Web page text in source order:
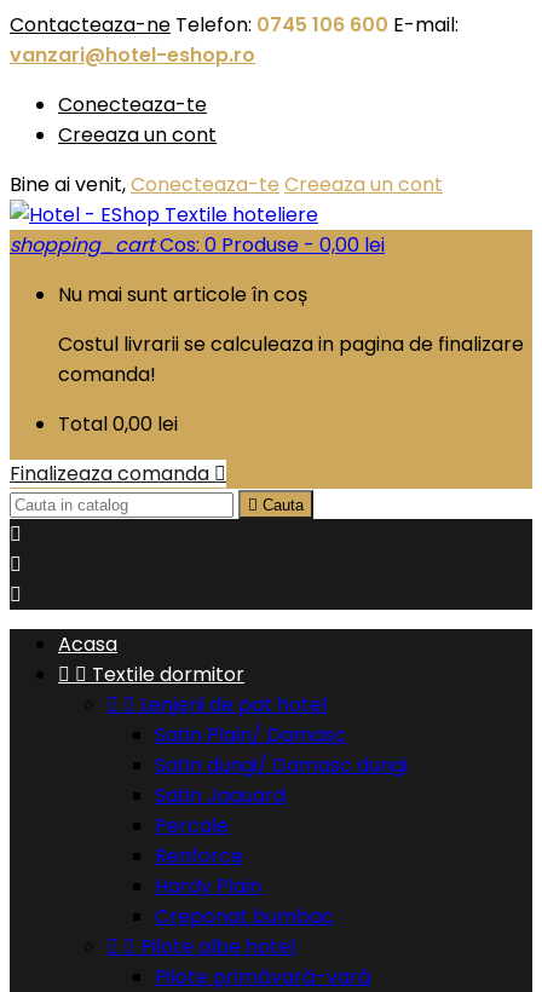
Contacteaza-ne Telefon: 0745 106 600 E-mail:
vanzari@hotel-eshop.ro
Conecteaza-te
Creeaza un cont
Bine ai venit,Conecteaza-te Creeaza un cont
shopping_cartCos: 0 Produse - 0,00 lei
Nu mai sunt articole în coș
Costul livrarii se calculeaza in pagina de finalizare
comanda!
Total0,00 lei
Finalizeaza comanda 
 Cauta



Acasa
  Textile dormitor
  Lenjerii de pat hotel
Satin Plain/ Damasc
Satin dungi/ Damasc dungi
Satin Jaquard
Percale
Renforce
Hardy Plain
Creponat bumbac
  Pilote albe hotel
Pilote primăvară-vară